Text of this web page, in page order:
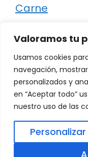
Valoramos tu
Usamos cookies
navegación,
personalizados y
en “Aceptar todo”
nuestro uso de las
Personalizar
Carne
Otro
Pescado
Recetas